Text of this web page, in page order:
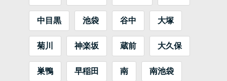
中目黒 池袋 谷中 大塚
菊川 神楽坂 蔵前 大久保
巣鴨 早稲田 南 南池袋